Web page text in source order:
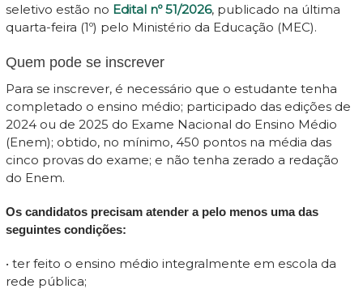
seletivo estão no Edital nº 51/2026, publicado na última
quarta-feira (1º) pelo Ministério da Educação (MEC).
Quem pode se inscrever
Para se inscrever, é necessário que o estudante tenha
completado o ensino médio; participado das edições de
2024 ou de 2025 do Exame Nacional do Ensino Médio
(Enem); obtido, no mínimo, 450 pontos na média das
cinco provas do exame; e não tenha zerado a redação
do Enem.
Os candidatos precisam atender a pelo menos uma das
seguintes condições:
• ter feito o ensino médio integralmente em escola da
rede pública;